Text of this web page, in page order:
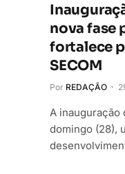
nova fase
fortalece
SECOM
Por REDAÇÃO
A inauguração
domingo (28),